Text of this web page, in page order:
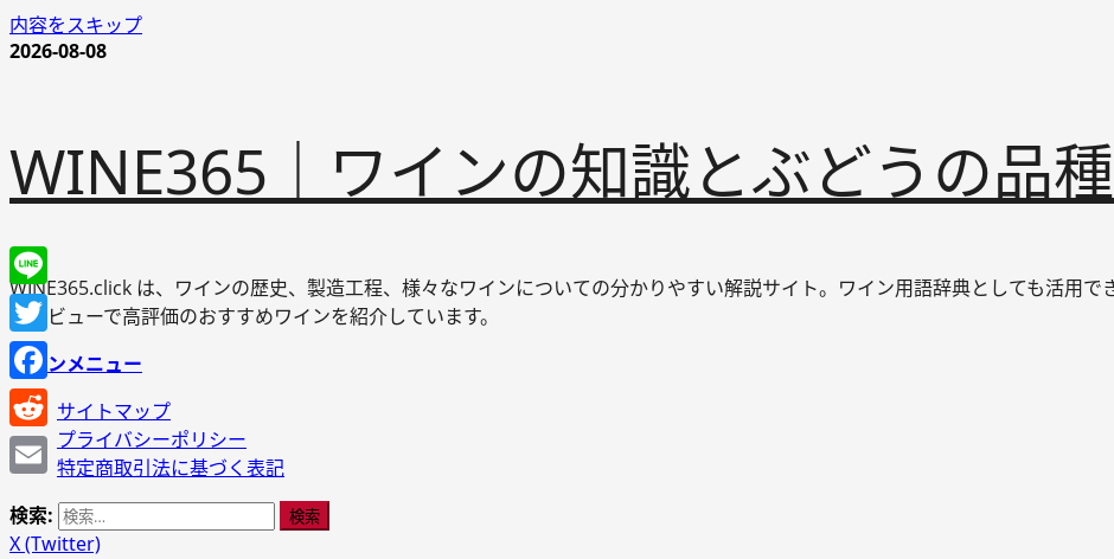
内容をスキップ
2026-08-08
WINE365｜ワインの知識とぶどうの品
WINE365.click は、ワインの歴史、製造工程、様々なワインについての分かりやすい解説サイト。ワイン用語辞典としても活用
やレビューで高評価のおすすめワインを紹介しています。
メインメニュー
サイトマップ
プライバシーポリシー
特定商取引法に基づく表記
検索:
X (Twitter)
Line
Twitter
Facebook
Reddit